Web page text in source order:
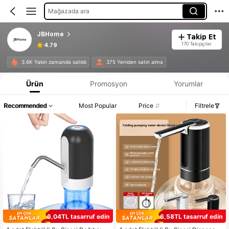
Mağazada ara
JBHome
4.79
Takip Et
170 Takipçiler
3.6K Yakın zamanda satıldı 375 Yeniden satın alma
Ürün Promosyon Yorumlar
Recommended Most Popular Price Filtrele
6,04TL tasarruf edin
6,58TL tasarruf edin